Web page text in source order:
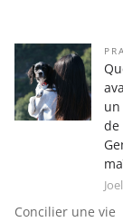
de
Joel
Concilier une vie